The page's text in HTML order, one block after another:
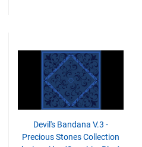
Devil's Bandana V.3 -
Precious Stones Collection